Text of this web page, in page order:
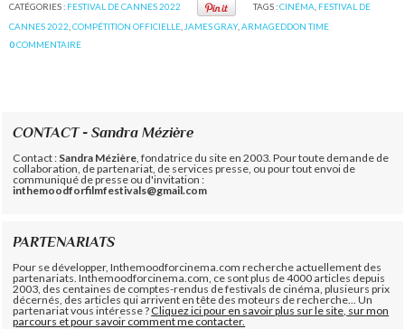
CATÉGORIES : FESTIVAL DE CANNES 2022 TAGS :CINÉMA FESTIVAL DE
CANNES 2022 ,COMPÉTITION OFFICIELLE JAMES GRAY,ARMAGEDDON TIME
0COMMENTAIRE
CONTACT - Sandra Mézière
Contact : Sandra Mézière , fondatrice du site en 2003. Pour toute demande de
collaboration, de partenariat, de services presse, ou pour tout envoi de
communiqué de presse ou d'invitation :
inthemoodforfilmfestivals@gmail.com
PARTENARIATS
Pour se développer, Inthemoodforcinema.com recherche actuellement des
partenariats. Inthemoodforcinema.com, ce sont plus de 4000 articles depuis
2003, des centaines de comptes-rendus de festivals de cinéma, plusieurs prix
décernés, des articles qui arrivent en tête des moteurs de recherche... Un
partenariat vous intéresse ?Cliquez ici pour en savoir plus sur le site, sur mon
parcours et pour savoir comment me contacter.